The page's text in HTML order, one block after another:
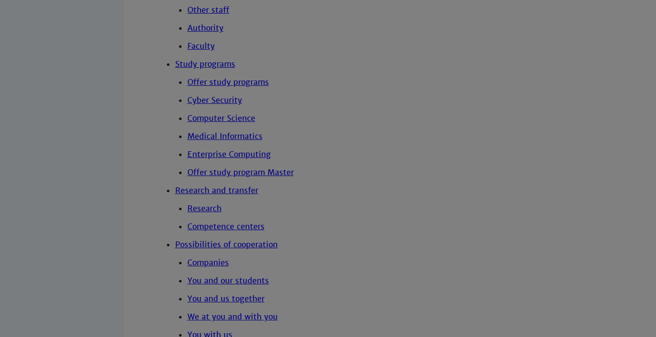
Other staff
Authority
Faculty
Study programs
Offer study programs
Cyber Security
Computer Science
Medical Informatics
Enterprise Computing
Offer study program Master
Research and transfer
Research
Competence centers
Possibilities of cooperation
Companies
You and our students
You and us together
We at you and with you
You with us